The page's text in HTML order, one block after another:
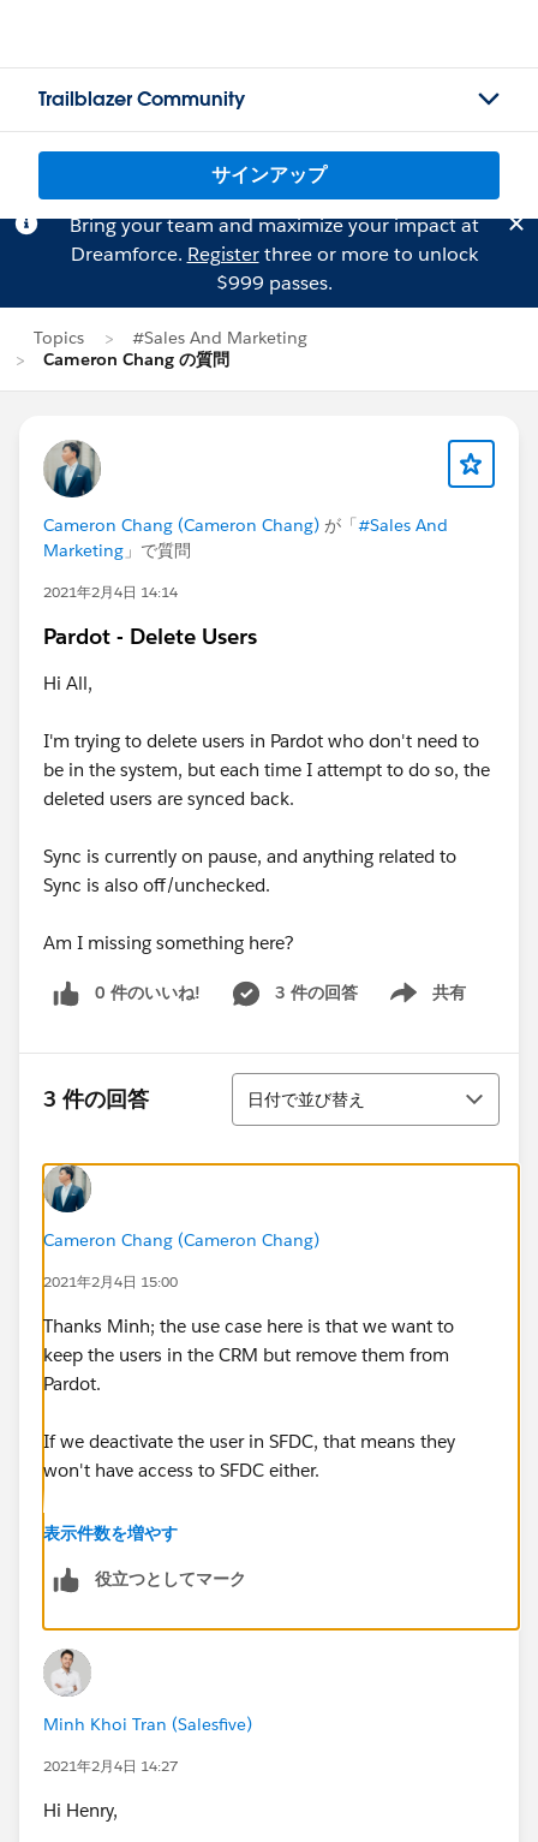
Trailblazer Community
サインアップ
Bring your team and maximize your impact at
Dreamforce. Registerthree or more to unlock
$999 passes.
Topics
#Sales And Marketing
Cameron Chang の質問
Cameron Chang (Cameron Chang) が「#Sales And
Marketing 」で質問
2021年2月4日 14:14
Pardot - Delete Users
Hi All,
I'm trying to delete users in Pardot who don't need to
be in the system, but each time I attempt to do so, the
deleted users are synced back.
Sync is currently on pause, and anything related to
Sync is also off/unchecked.
Am I missing something here?
0 件のいいね! 3 件の回答 共有
Show menu
3 件の回答
並び替え
日付で並び替え
Cameron Chang (Cameron Chang)
2021年2月4日 15:00
Thanks Minh; the use case here is that we want to
keep the users in the CRM but remove them from
Pardot.
If we deactivate the user in SFDC, that means they
won't have access to SFDC either.
The ideal situation here is to have them Active in CRM,
表示件数を増やす
役立つとしてマーク
Minh Khoi Tran (Salesfive)
2021年2月4日 14:27
Hi Henry,